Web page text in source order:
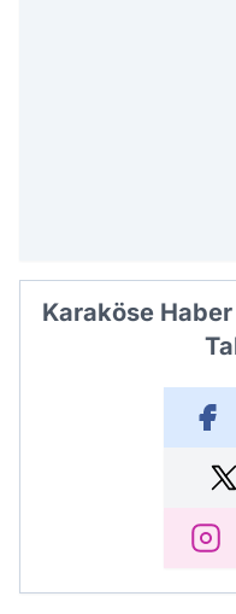
Karaköse